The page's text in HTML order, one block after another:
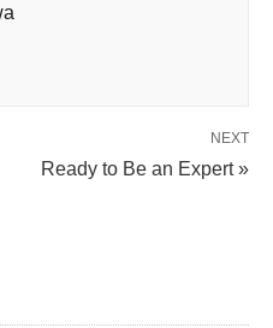
NEXT
Ready to Be an Expert »